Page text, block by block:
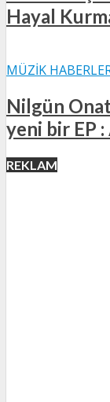
Hayal
MÜZIK
Nilgün
yeni bir EP
REKLAM